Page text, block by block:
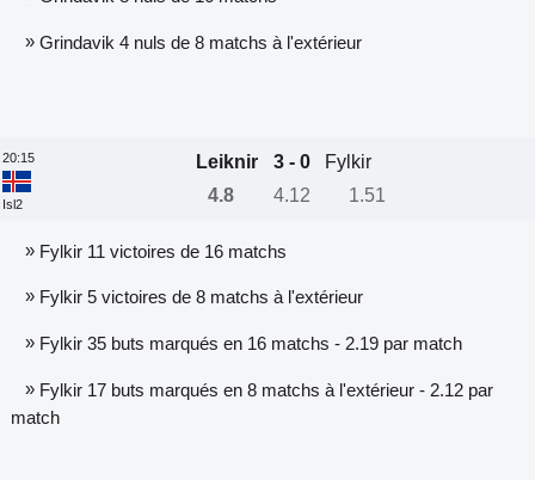
»Grindavik 4 nuls de 8 matchs à l'extérieur
20:15
Isl2
Leiknir 3 - 0
Fylkir
4.8
4.12 1.51
»Fylkir 11 victoires de 16 matchs
»Fylkir 5 victoires de 8 matchs à l'extérieur
»Fylkir 35 buts marqués en 16 matchs - 2.19 par match
»Fylkir 17 buts marqués en 8 matchs à l'extérieur - 2.12 par
match